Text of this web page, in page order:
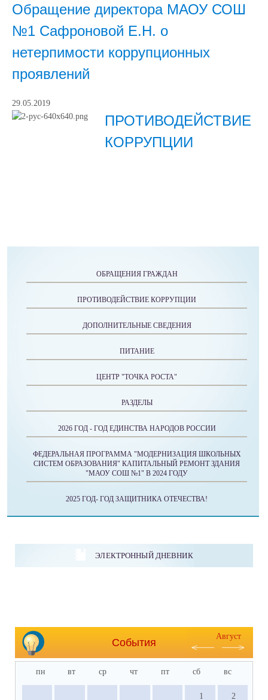
Обращение директора МАОУ СОШ
№1 Сафроновой Е.Н. о
нетерпимости коррупционных
проявлений
29.05.2019
ПРОТИВОДЕЙСТВИЕ
КОРРУПЦИИ
ОБРАЩЕНИЯ ГРАЖДАН
ПРОТИВОДЕЙСТВИЕ КОРРУПЦИИ
ДОПОЛНИТЕЛЬНЫЕ СВЕДЕНИЯ
ПИТАНИЕ
ЦЕНТР "ТОЧКА РОСТА"
РАЗДЕЛЫ
2026 ГОД - ГОД ЕДИНСТВА НАРОДОВ РОССИИ
ФЕДЕРАЛЬНАЯ ПРОГРАММА "МОДЕРНИЗАЦИЯ ШКОЛЬНЫХ
СИСТЕМ ОБРАЗОВАНИЯ" КАПИТАЛЬНЫЙ РЕМОНТ ЗДАНИЯ
"МАОУ СОШ №1" В 2024 ГОДУ
2025 ГОД- ГОД ЗАЩИТНИКА ОТЕЧЕСТВА!
ЭЛЕКТРОННЫЙ ДНЕВНИК
События
Август
пн вт ср чт пт сб вс
1 2